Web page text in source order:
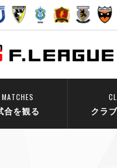
MATCHES
合を観る クラ